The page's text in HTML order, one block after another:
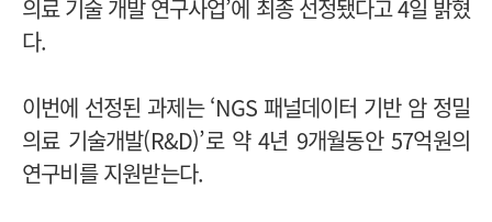
의료 기술 개발 연구사업’에 최종 선정됐다고 4일 밝혔
다.
이번에 선정된 과제는 ‘NGS 패널데이터 기반 암 정밀
의료 기술개발(R&D)’로 약 4년 9개월동안 57억원의
연구비를 지원받는다.